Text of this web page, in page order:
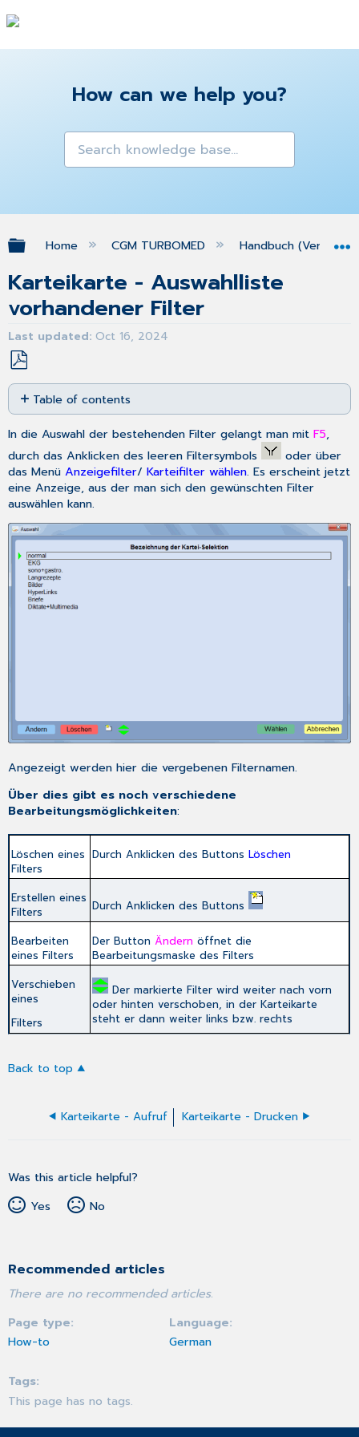
How can we help you?
Expand/collapse global hierarchy
Home CGM TURBOMED Handbuch (Version
Karteikarte - Auswahlliste
vorhandener Filter
Last updated Oct 16, 2024
Save
as
PDF
Table of contents
No
headers
In die Auswahl der bestehenden Filter gelangt man mitF5,
durch das Anklicken des leeren Filtersymbols
oder über
das MenüAnzeigefilter/Karteifilter wählen. Es erscheint jetzt
eine Anzeige, aus der man sich den gewünschten Filter
auswählen kann.
Angezeigt werden hier die vergebenen Filternamen.
Über dies gibt es noch verschiedene
Bearbeitungsmöglichkeiten:
Löschen eines
Filters
Durch Anklicken des ButtonsLöschen
Erstellen eines
Filters
Durch Anklicken des Buttons
Bearbeiten
eines Filters
Der ButtonÄndern öffnet die
Bearbeitungsmaske des Filters
Verschieben
eines
Filters
Der markierte Filter wird weiter nach vorn
oder hinten verschoben, in der Karteikarte
steht er dann weiter links bzw. rechts
Back to top
Karteikarte - Aufruf Karteikarte - Drucken
Was this article helpful?
Yes
No
Recommended articles
There are no recommended articles.
Page type
How-to
Language
German
Tags
This page has no tags.